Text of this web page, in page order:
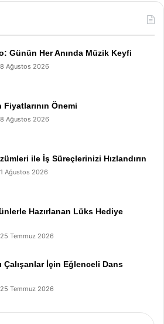
Günün Her Anında Müzik Keyfi
8 Ağustos 2026
Fiyatlarının Önemi
8 Ağustos 2026
ile İş Süreçlerinizi Hızlandırın
1 Ağustos 2026
Hazırlanan Lüks Hediye
25 Temmuz 2026
Çalışanlar İçin Eğlenceli Dans
25 Temmuz 2026